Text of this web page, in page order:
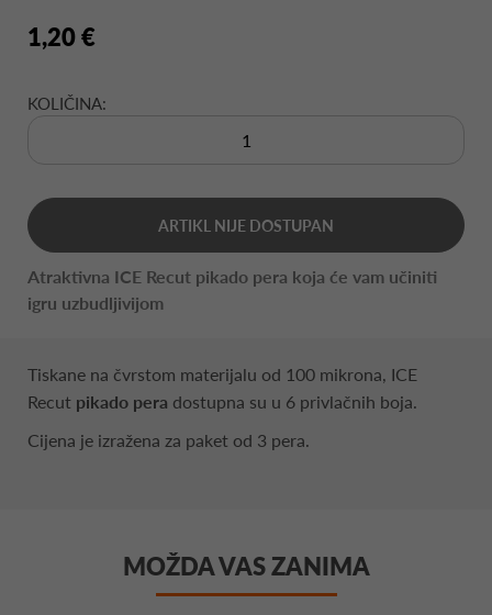
1,20 €
KOLIČINA:
ARTIKL NIJE DOSTUPAN
Atraktivna ICE Recut pikado pera koja će vam učiniti
igru uzbudljivijom
Tiskane na čvrstom materijalu od 100 mikrona, ICE
Recut pikado pera dostupna su u 6 privlačnih boja.
Cijena je izražena za paket od 3 pera.
MOŽDA VAS ZANIMA